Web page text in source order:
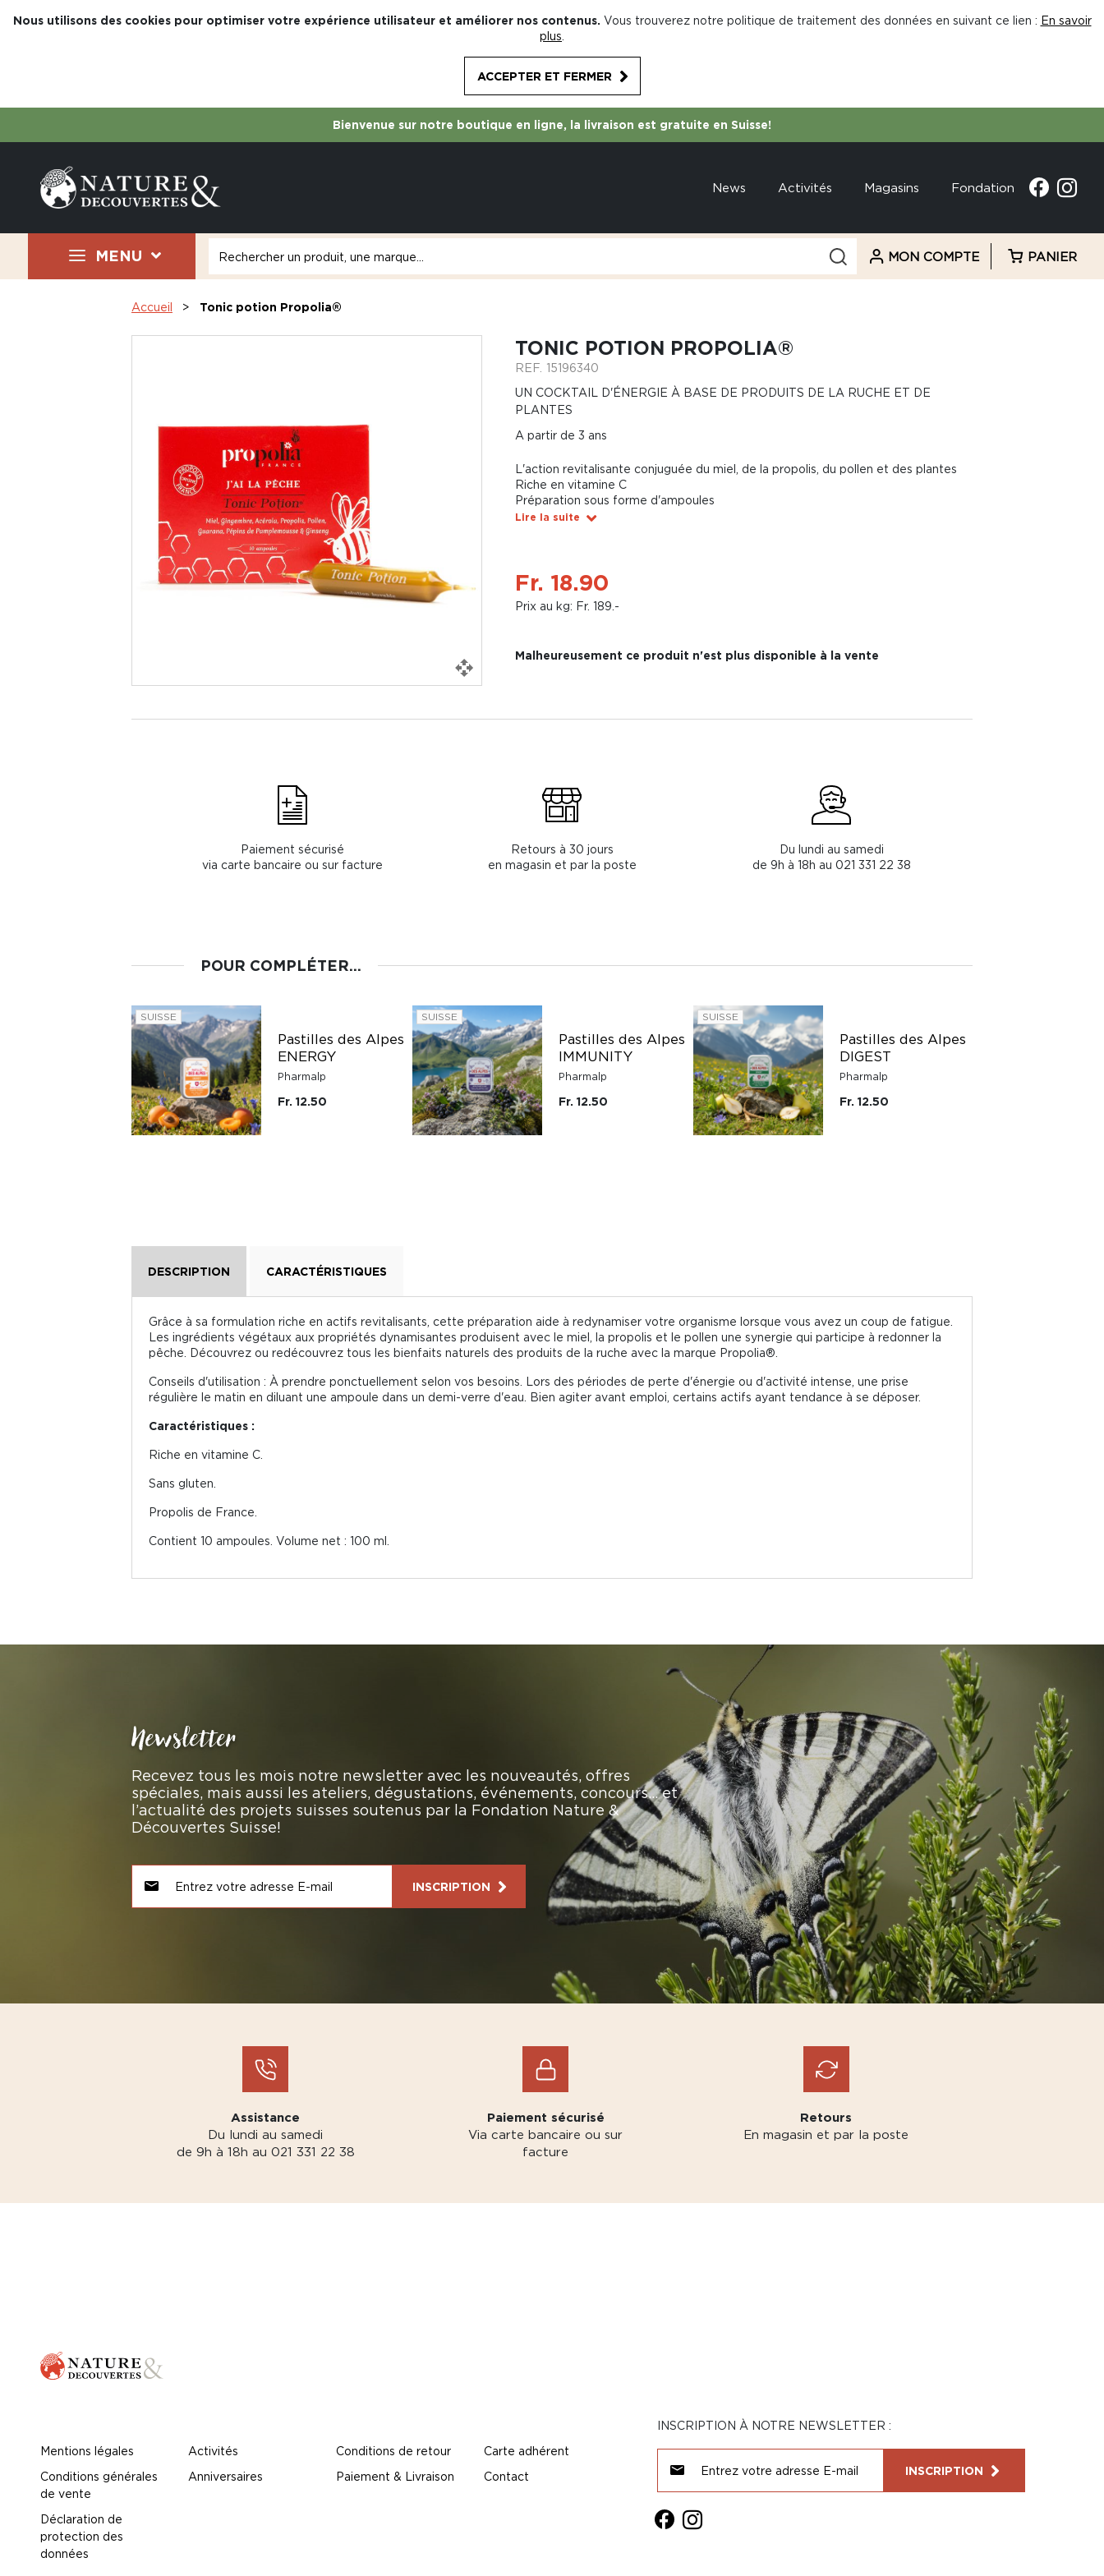
Nous utilisons des cookies pour optimiser votre expérience utilisateur et améliorer nos contenus. Vous trouverez notre politique de traitement des données en suivant ce lien : En savoir
plus
ACCEPTER ET FERMER
Bienvenue sur notre boutique en ligne, la livraison est gratuite en Suisse!
News Activités Magasins Fondation
MENU MON COMPTE PANIER
Accueil Tonic potion Propolia®
TONIC POTION PROPOLIA®
REF. 15196340
UN COCKTAIL D'ÉNERGIE À BASE DE PRODUITS DE LA RUCHE ET DE
PLANTES
A partir de 3 ans
L'action revitalisante conjuguée du miel, de la propolis, du pollen et des plantes
Riche en vitamine C
Préparation sous forme d'ampoules
Lire la suite
Fr. 18.90
Prix au kg: Fr. 189.-
Malheureusement ce produit n'est plus disponible à la vente
Paiement sécurisé
via carte bancaire ou sur facture
Retours à 30 jours
en magasin et par la poste
Du lundi au samedi
de 9h à 18h au 021 331 22 38
POUR COMPLÉTER...
SUISSE
Pastilles des Alpes
ENERGY
Pharmalp
Fr. 12.50
SUISSE
Pastilles des Alpes
IMMUNITY
Pharmalp
Fr. 12.50
SUISSE
Pastilles des Alpes
DIGEST
Pharmalp
Fr. 12.50
DESCRIPTION CARACTÉRISTIQUES
Grâce à sa formulation riche en actifs revitalisants, cette préparation aide à redynamiser votre organisme lorsque vous avez un coup de fatigue.
Les ingrédients végétaux aux propriétés dynamisantes produisent avec le miel, la propolis et le pollen une synergie qui participe à redonner la
pêche. Découvrez ou redécouvrez tous les bienfaits naturels des produits de la ruche avec la marque Propolia®.
Conseils d'utilisation : À prendre ponctuellement selon vos besoins. Lors des périodes de perte d'énergie ou d'activité intense, une prise
régulière le matin en diluant une ampoule dans un demi-verre d'eau. Bien agiter avant emploi, certains actifs ayant tendance à se déposer.
Caractéristiques :
Riche en vitamine C.
Sans gluten.
Propolis de France.
Contient 10 ampoules. Volume net : 100 ml.
Newsletter
Recevez tous les mois notre newsletter avec les nouveautés, offres
spéciales, mais aussi les ateliers, dégustations, événements, concours… et
l’actualité des projets suisses soutenus par la Fondation Nature &
Découvertes Suisse!
INSCRIPTION
Assistance
Du lundi au samedi
de 9h à 18h au 021 331 22 38
Paiement sécurisé
Via carte bancaire ou sur
facture
Retours
En magasin et par la poste
Mentions légales
Conditions générales
de vente
Déclaration de
protection des
données
Activités
Anniversaires
Conditions de retour
Paiement & Livraison
Carte adhérent
Contact
INSCRIPTION À NOTRE NEWSLETTER :
INSCRIPTION